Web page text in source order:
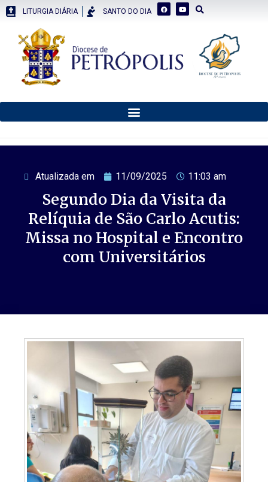
LITURGIA DIÁRIA SANTO DO DIA
Atualizada em 11/09/2025 11:03 am
Segundo Dia da Visita da
Relíquia de São Carlo Acutis:
Missa no Hospital e Encontro
com Universitários